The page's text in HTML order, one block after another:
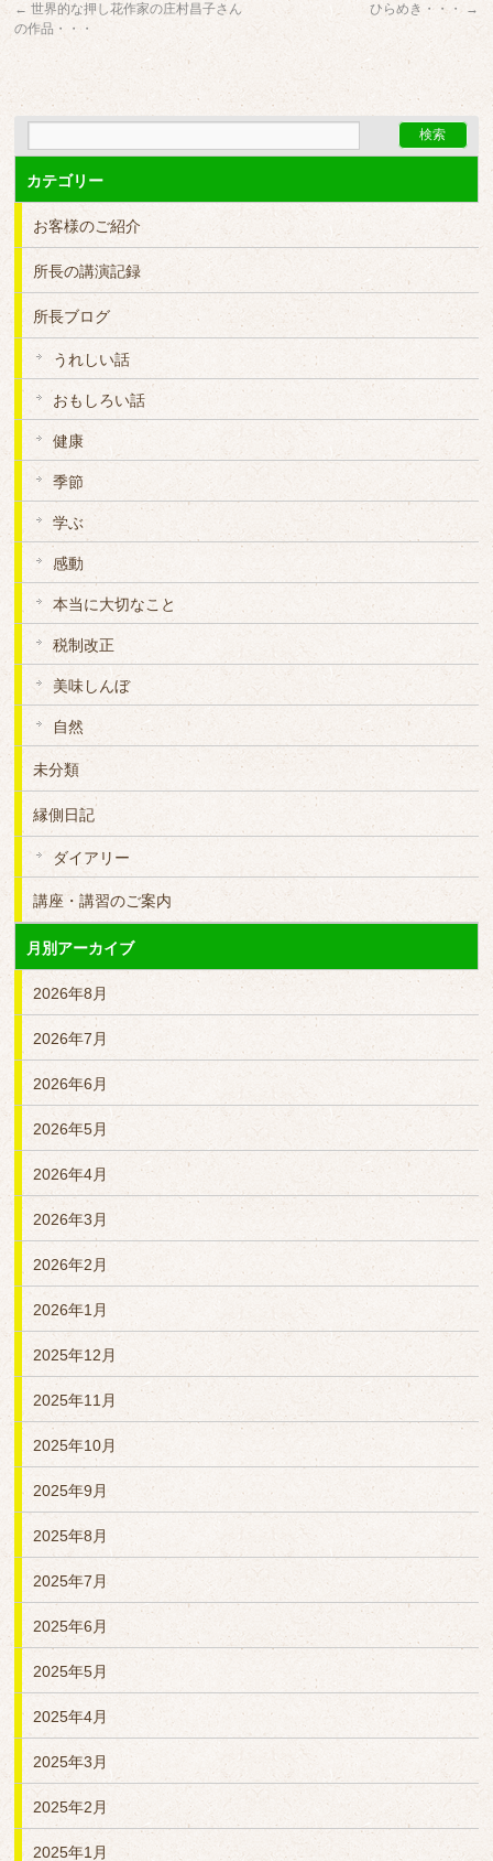
← 世界的な押し花作家の庄村昌子さん
の作品・・・
ひらめき・・・ →
カテゴリー
お客様のご紹介
所長の講演記録
所長ブログ
うれしい話
おもしろい話
健康
季節
学ぶ
感動
本当に大切なこと
税制改正
美味しんぼ
自然
未分類
縁側日記
ダイアリー
講座・講習のご案内
月別アーカイブ
2026年8月
2026年7月
2026年6月
2026年5月
2026年4月
2026年3月
2026年2月
2026年1月
2025年12月
2025年11月
2025年10月
2025年9月
2025年8月
2025年7月
2025年6月
2025年5月
2025年4月
2025年3月
2025年2月
2025年1月